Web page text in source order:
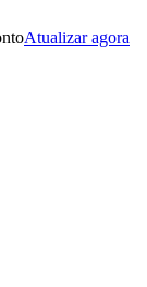
Atualizar agora